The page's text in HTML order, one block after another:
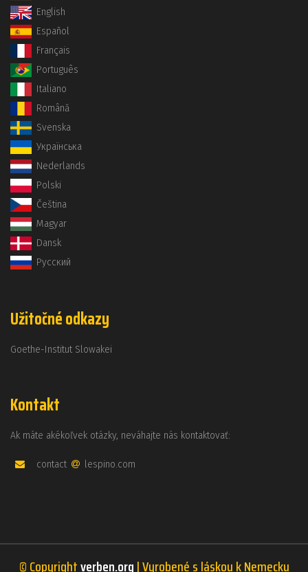
English
Español
Français
Português
Italiano
Română
Svenska
Українська
Nederlands
Polski
Čeština
Magyar
Dansk
Русский
Užitočné odkazy
Goethe-Institut Slowakei
Kontakt
Ak máte akékoľvek otázky, neváhajte nás kontaktovať:
contact lespino.com
© Copyrightverben.org| Vyrobené s láskou k Nemecku